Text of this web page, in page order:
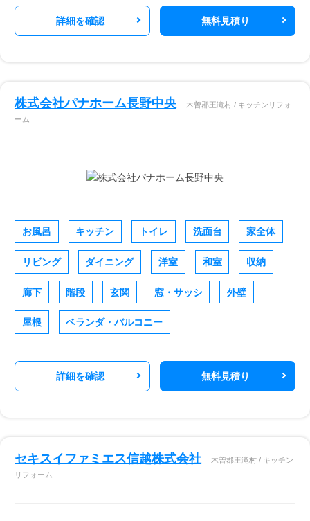
詳細を確認 無料見積り
株式会社パナホーム長野中央
木曽郡王滝村 / キッチンリフォ
ーム
お風呂 キッチン トイレ 洗面台 家全体
リビング ダイニング 洋室 和室 収納
廊下 階段 玄関 窓・サッシ 外壁
屋根 ベランダ・バルコニー
詳細を確認 無料見積り
セキスイファミエス信越株式会社
木曽郡王滝村 / キッチン
リフォーム